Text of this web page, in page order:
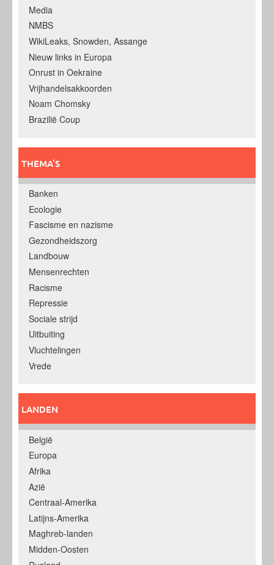
Media
NMBS
WikiLeaks, Snowden, Assange
Nieuw links in Europa
Onrust in Oekraine
Vrijhandelsakkoorden
Noam Chomsky
Brazilië Coup
THEMA’S
Banken
Ecologie
Fascisme en nazisme
Gezondheidszorg
Landbouw
Mensenrechten
Racisme
Repressie
Sociale strijd
Uitbuiting
Vluchtelingen
Vrede
LANDEN
België
Europa
Afrika
Azië
Centraal-Amerika
Latijns-Amerika
Maghreb-landen
Midden-Oosten